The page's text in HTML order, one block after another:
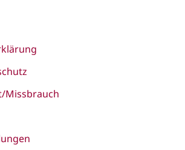
Missbrauch